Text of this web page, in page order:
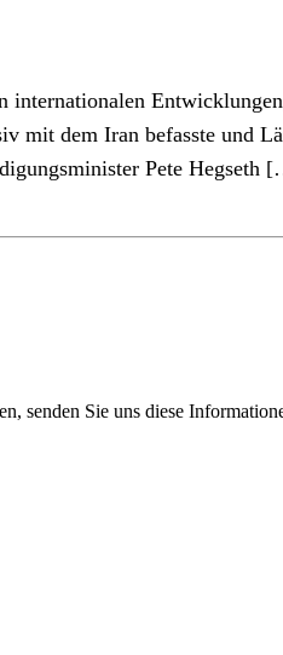
dem Iran befasste und
Pete Hegseth
senden Sie uns diese